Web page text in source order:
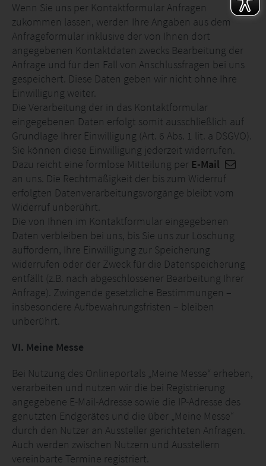
Wenn Sie uns per Kontaktformular Anfragen
zukommen lassen, werden Ihre Angaben aus dem
Anfrageformular inklusive der von Ihnen dort
angegebenen Kontaktdaten zwecks Bearbeitung der
Anfrage und für den Fall von Anschlussfragen bei uns
gespeichert. Diese Daten geben wir nicht ohne Ihre
Einwilligung weiter.
Die Verarbeitung der in das Kontaktformular
eingegebenen Daten erfolgt somit ausschließlich auf
Grundlage Ihrer Einwilligung (Art. 6 Abs. 1 lit. a DSGVO).
Sie können diese Einwilligung jederzeit widerrufen.
Dazu reicht eine formlose Mitteilung per E-Mail
an uns. Die Rechtmäßigkeit der bis zum Widerruf
erfolgten Datenverarbeitungsvorgänge bleibt vom
Widerruf unberührt.
Die von Ihnen im Kontaktformular eingegebenen
Daten verbleiben bei uns, bis Sie uns zur Löschung
auffordern, Ihre Einwilligung zur Speicherung
widerrufen oder der Zweck für die Datenspeicherung
entfällt (z.B. nach abgeschlossener Bearbeitung Ihrer
Anfrage). Zwingende gesetzliche Bestimmungen –
insbesondere Aufbewahrungsfristen – bleiben
unberührt.
VI. Meine Messe
Bei Nutzung des Onlineportals „Meine Messe“ erheben,
verarbeiten und nutzen wir die bei Registrierung
angegebene E-Mail-Adresse sowie die IP-Adresse des
genutzten Endgerätes und die über „Meine Messe“
durch den Nutzer an Aussteller gerichteten Anfragen.
Auch werden zwischen Nutzern und Ausstellern
vereinbarte Termine registriert.